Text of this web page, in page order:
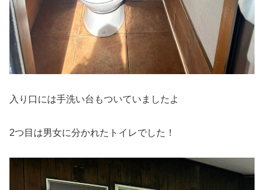
入り口には手洗い台もついていましたよ
2つ目は男女に分かれたトイレでした！